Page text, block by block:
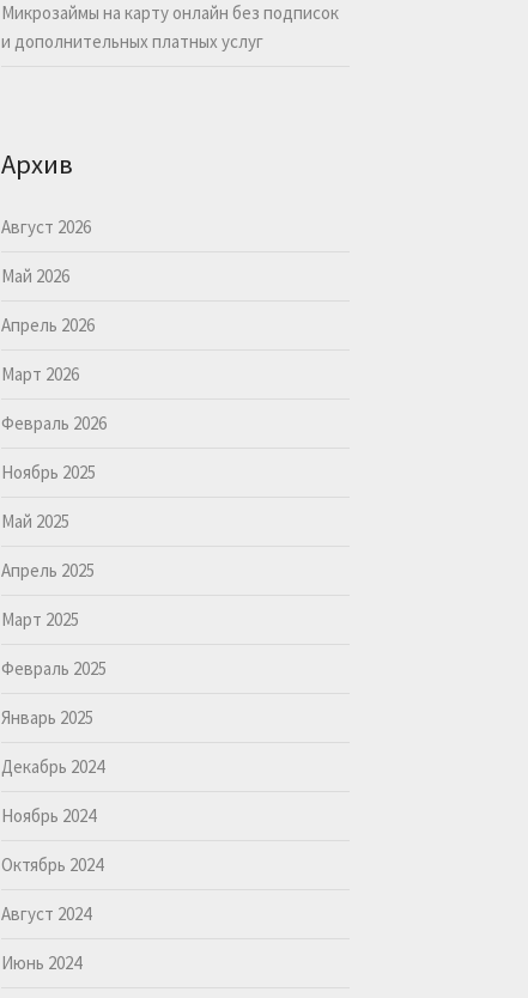
Микрозаймы на карту онлайн без подписок
и дополнительных платных услуг
Архив
Август 2026
Май 2026
Апрель 2026
Март 2026
Февраль 2026
Ноябрь 2025
Май 2025
Апрель 2025
Март 2025
Февраль 2025
Январь 2025
Декабрь 2024
Ноябрь 2024
Октябрь 2024
Август 2024
Июнь 2024